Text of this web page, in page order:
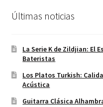
300,00€.289,00€.
Últimas noticias
La Serie K de Zildjian: El
Bateristas
Los Platos Turkish:
Acústica
Guitarra Clásica